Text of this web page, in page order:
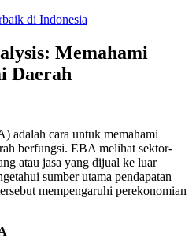
di Indonesia
Memahami
Daerah
adalah cara untuk memahami
berfungsi. EBA melihat sektor-
atau jasa yang dijual ke luar
sumber utama pendapatan
mempengaruhi perekonomian